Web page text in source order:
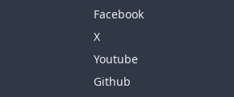
Facebook
X
Youtube
Github